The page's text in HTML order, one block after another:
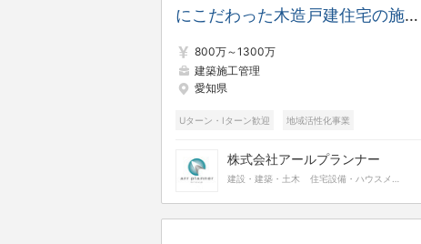
にこだわった木造戸建住宅の施工
上場/DX推進企業〉20～40代が
活躍する急成長の住宅メーカー
800万～1300万
建築施工管理
愛知県
Uターン・Iターン歓迎 地域活性化事業
株式会社アールプランナー
建設・建築・土木 住宅設備・ハウスメーカー